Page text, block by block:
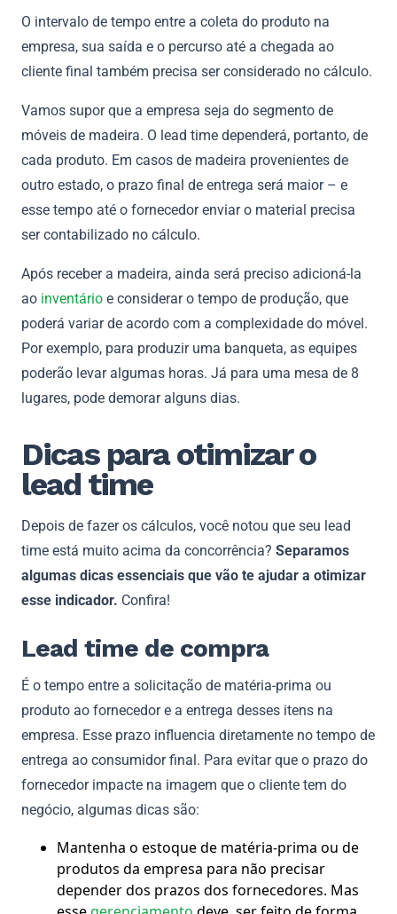
O intervalo de tempo entre a coleta do produto na
empresa, sua saída e o percurso até a chegada ao
cliente final também precisa ser considerado no cálculo.
Vamos supor que a empresa seja do segmento de
móveis de madeira. O lead time dependerá, portanto, de
cada produto. Em casos de madeira provenientes de
outro estado, o prazo final de entrega será maior – e
esse tempo até o fornecedor enviar o material precisa
ser contabilizado no cálculo.
Após receber a madeira, ainda será preciso adicioná-la
ao inventário e considerar o tempo de produção, que
poderá variar de acordo com a complexidade do móvel.
Por exemplo, para produzir uma banqueta, as equipes
poderão levar algumas horas. Já para uma mesa de 8
lugares, pode demorar alguns dias.
Dicas para otimizar o
lead time
Depois de fazer os cálculos, você notou que seu lead
time está muito acima da concorrência? Separamos
algumas dicas essenciais que vão te ajudar a otimizar
esse indicador. Confira!
Lead time de compra
É o tempo entre a solicitação de matéria-prima ou
produto ao fornecedor e a entrega desses itens na
empresa. Esse prazo influencia diretamente no tempo de
entrega ao consumidor final. Para evitar que o prazo do
fornecedor impacte na imagem que o cliente tem do
negócio, algumas dicas são:
Mantenha o estoque de matéria-prima ou de
produtos da empresa para não precisar
depender dos prazos dos fornecedores. Mas